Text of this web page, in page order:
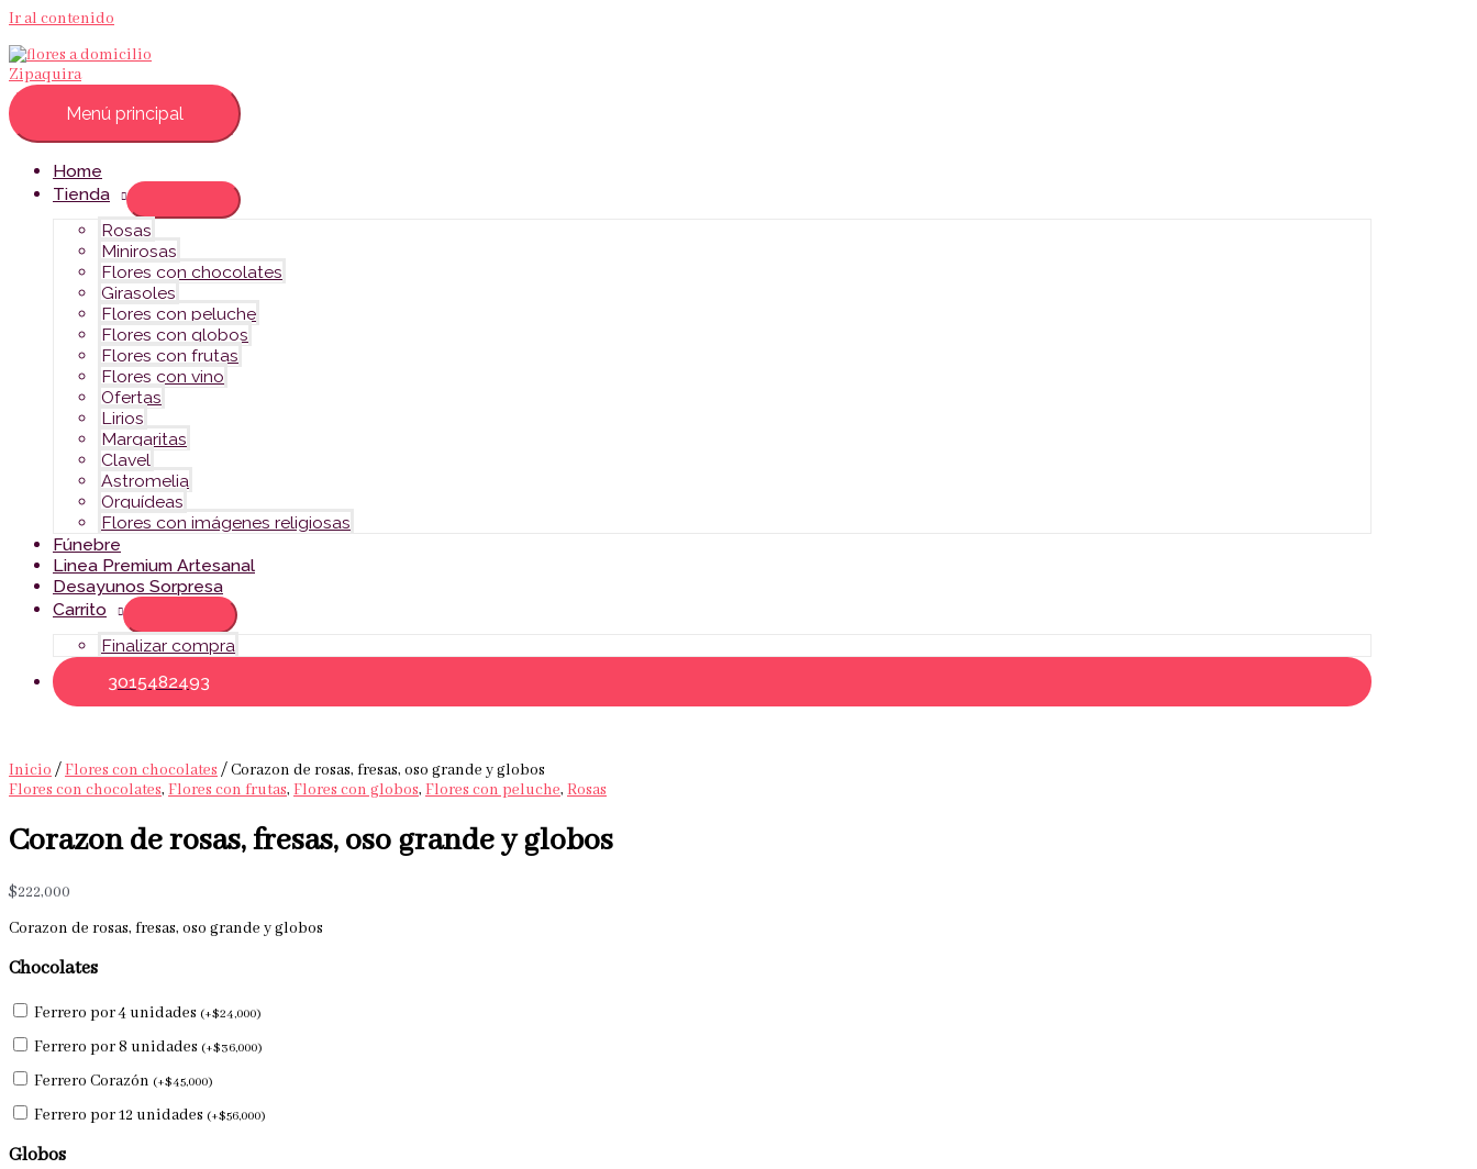
Ir al contenido
Menú principal
Home
Tienda
Rosas
Minirosas
Flores con chocolates
Girasoles
Flores con peluche
Flores con globos
Flores con frutas
Flores con vino
Ofertas
Lirios
Margaritas
Clavel
Astromelia
Orquídeas
Flores con imágenes religiosas
Fúnebre
Linea Premium Artesanal
Desayunos Sorpresa
Carrito
Finalizar compra
3015482493
Inicio /Flores con chocolates / Corazon de rosas, fresas, oso grande y globos
Flores con chocolates, Flores con frutas, Flores con globos, Flores con peluche, Rosas
Corazon de rosas, fresas, oso grande y globos
$222,000
Corazon de rosas, fresas, oso grande y globos
Chocolates
Ferrero por 4 unidades (+$24,000)
Ferrero por 8 unidades (+$36,000)
Ferrero Corazón (+$45,000)
Ferrero por 12 unidades (+$56,000)
Globos